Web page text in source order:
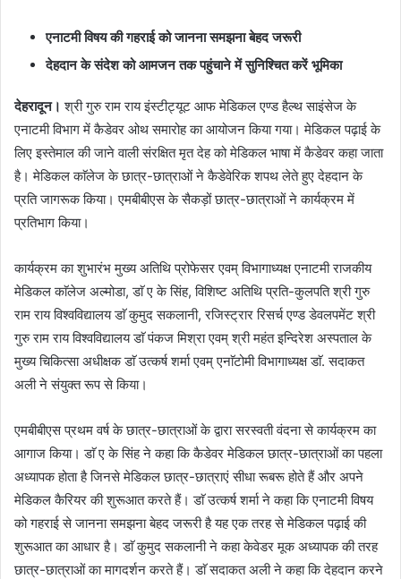
एनाटमी विषय की गहराई को जानना समझना बेहद जरूरी
देहदान के संदेश को आमजन तक पहुंचाने में सुनिश्चित करें भूमिका
देहरादून। श्री गुरु राम राय इंस्टीट्यूट आफ मेडिकल एण्ड हैल्थ साइंसेज के
एनाटमी विभाग में कैडेवर ओथ समारोह का आयोजन किया गया। मेडिकल पढ़ाई के
लिए इस्तेमाल की जाने वाली संरक्षित मृत देह को मेडिकल भाषा में कैडेवर कहा जाता
है। मेडिकल काॅलेज के छात्र-छात्राओं ने कैडेवेरिक शपथ लेते हुए देहदान के
प्रति जागरूक किया। एमबीबीएस के सैकड़ों छात्र-छात्राओं ने कार्यक्रम में
प्रतिभाग किया।
कार्यक्रम का शुभारंभ मुख्य अतिथि प्रोफेसर एवम् विभागाध्यक्ष एनाटमी राजकीय
मेडिकल काॅलेज अल्मोडा, डाॅ ए के सिंह, विशिष्ट अतिथि प्रति-कुलपति श्री गुरु
राम राय विश्वविद्यालय डाॅ कुमुद सकलानी, रजिस्ट्रार रिसर्च एण्ड डेवलपमेंट श्री
गुरु राम राय विश्वविद्यालय डाॅ पंकज मिश्रा एवम् श्री महंत इन्दिरेश अस्पताल के
मुख्य चिकित्सा अधीक्षक डाॅ उत्कर्ष शर्मा एवम् एनाॅटोमी विभागाध्यक्ष डाॅ. सदाकत
अली ने संयुक्त रूप से किया।
एमबीबीएस प्रथम वर्ष के छात्र-छात्राओं के द्वारा सरस्वती वंदना से कार्यक्रम का
आगाज किया। डाॅ ए के सिंह ने कहा कि कैडेवर मेडिकल छात्र-छात्राओं का पहला
अध्यापक होता है जिनसे मेडिकल छात्र-छात्राएं सीधा रूबरू होते हैं और अपने
मेडिकल कैरियर की शुरूआत करते हैं। डाॅ उत्कर्ष शर्मा ने कहा कि एनाटमी विषय
को गहराई से जानना समझना बेहद जरूरी है यह एक तरह से मेडिकल पढ़ाई की
शुरूआत का आधार है। डाॅ कुमुद सकलानी ने कहा केवेडर मूक अध्यापक की तरह
छात्र-छात्राओं का मागदर्शन करते हैं। डाॅ सदाकत अली ने कहा कि देहदान करने